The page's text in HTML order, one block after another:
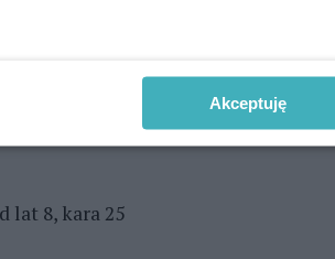
to dwie
a następnie
dalsze
lat 8, kara 25
Akceptuję